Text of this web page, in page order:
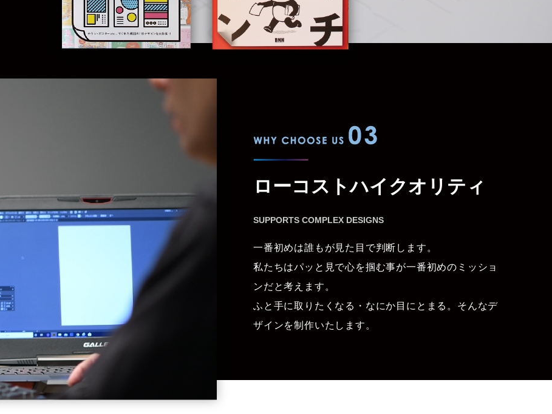
ローコストハイクオリティ
SUPPORTS COMPLEX DESIGNS
一番初めは誰もが見た目で判断します。
私たちはパッと見で心を掴む事が一番初めのミッショ
ンだと考えます。
ふと手に取りたくなる・なにか目にとまる。そんなデ
ザインを制作いたします。